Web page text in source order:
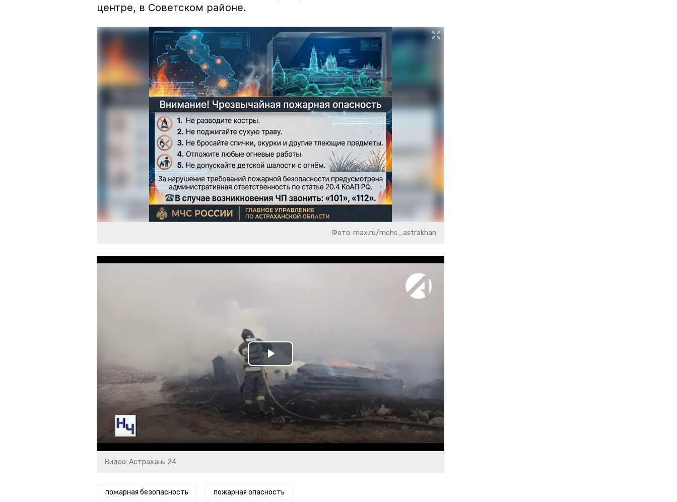
центре, в Советском районе.
Фото: max.ru/mchs_astrakhan
Play
Video
Видео: Астрахань 24
пожарная безопасность пожарная опасность